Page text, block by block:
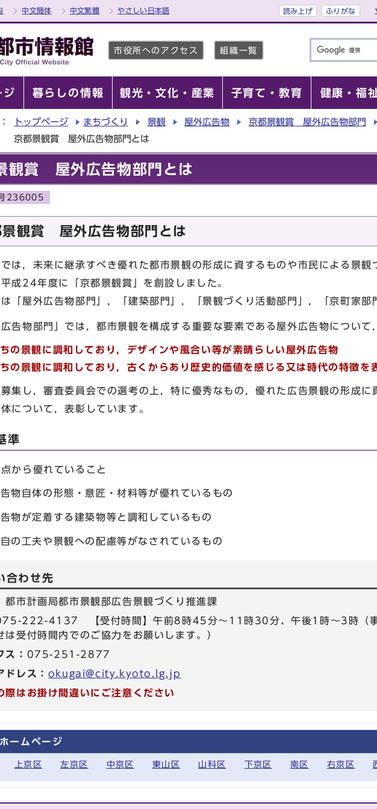
中文簡体 中文繁體 やさしい日本語 読み上げ ふりがな
市役所へのアクセス 組織一覧
ジ 暮らしの情報 観光・文化・産業 子育て・教育 健康・福
トップページ まちづくり 景観 屋外広告物
京都景観賞 屋外広告物部門
京都景観賞 屋外広告物部門とは
観賞 屋外広告物部門とは
236005
景観賞 屋外広告物部門とは
は，未来に継承すべき優れた都市景観の形成に資するものや市民による景観
成24年度に「京都景観賞」を創設しました。
「屋外広告物部門」，「建築部門」，「景観づくり活動部門」，「京町家部
広告物部門」では，都市景観を構成する重要な要素である屋外広告物について
の景観に調和しており，デザインや風合い等が素晴らしい屋外広告物
の景観に調和しており，古くからあり歴史的価値を感じる又は時代の特徴を
集し，審査委員会での選考の上，特に優秀なもの，優れた広告景観の形成に
について，表彰しています。
準
から優れていること
物自体の形態・意匠・材料等が優れているもの
物が定着する建築物等と調和しているもの
の工夫や景観への配慮等がなされているもの
合わせ先
都市計画局都市景観部広告景観づくり推進課
222-4137 【受付時間】午前8時45分～11時30分、午後1時～3時（事
は受付時間内でのご協力をお願いします。）
ス： 075-251-2877
ドレス： okugai@city.kyoto.lg.jp
際はお掛け間違いにご注意ください
ームページ
上京区 左京区 中京区 東山区 山科区 下京区 南区 右京区